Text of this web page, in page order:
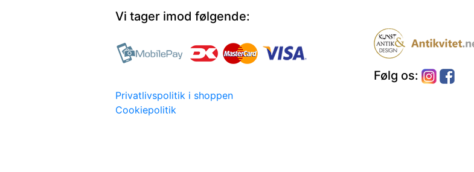
Vi tager imod følgende:
Privatlivspolitik i shoppen
Cookiepolitik
Følg os: